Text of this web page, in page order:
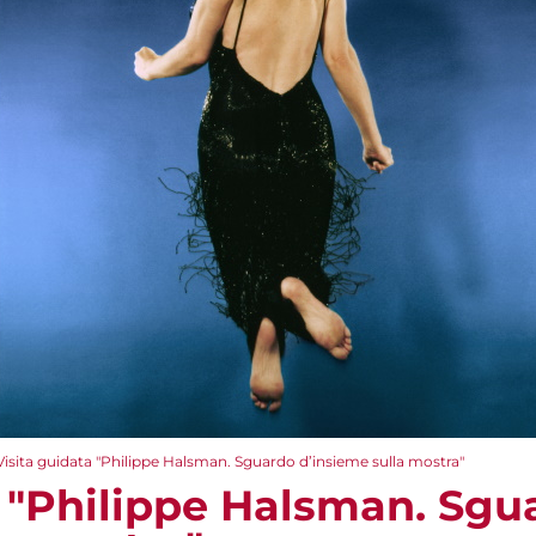
guidata "Philippe Halsman. Sguardo d’insieme sulla mostra"
Halsman.